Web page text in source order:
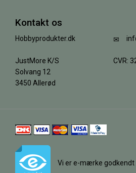
Kontakt os
Hobbyprodukter.dk
JustMore K/S
Solvang 12
3450 Allerød
CVR:
Vi er e-mærke godkendt